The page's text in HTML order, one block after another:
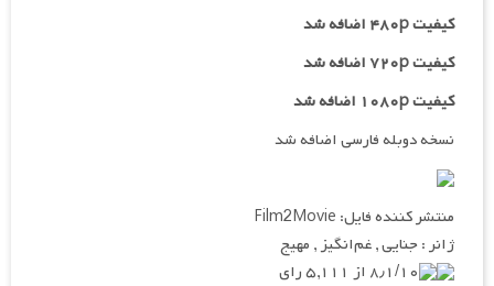
کیفیت ۴۸۰p اضافه شد
کیفیت ۷۲۰p
اضافه شد
کیفیت ۱۰۸۰p اضافه شد
نسخه دوبله فارسی اضافه شد
منتشر کننده فایل: Film2Movie
ژانر : جنایی , غم‌انگیز , مهیج
۸٫۱/۱۰ از ۵,۱۱۱ رای